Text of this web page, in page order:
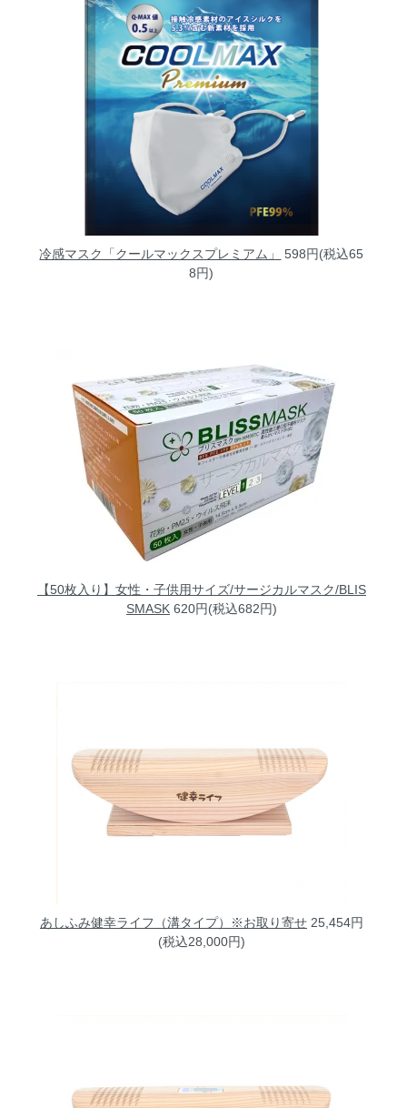
冷感マスク「クールマックスプレミアム」
598円(税込65
8円)
【50枚入り】女性・子供用サイズ/サージカルマスク/BLIS
SMASK620円(税込682円)
あしふみ健幸ライフ（溝タイプ）※お取り寄せ25,454円
(税込28,000円)